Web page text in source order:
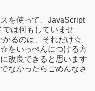
を使って、JavaScript
では何もしていませ
かるのは、それだけ☆
をいっぺんにつける方
改良できると思います
なかったらごめんなさ